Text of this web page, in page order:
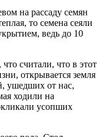
на рассаду семян
то семена сеяли
ведь до 10
считали, что в этот
открывается земля
ушедших от нас,
ходили на
усопших